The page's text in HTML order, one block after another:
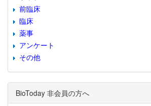
前臨床
臨床
薬事
アンケート
その他
BioToday 非会員の方へ